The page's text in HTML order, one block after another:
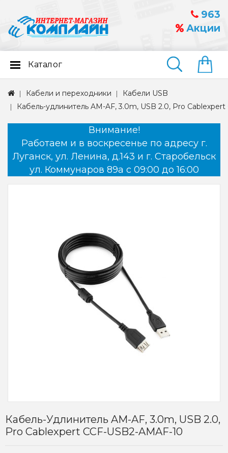
963
Акции
Найти
Каталог
Кабели и переходники
Кабели USB
Кабель-удлинитель AM-AF, 3.0m, USB 2.0, Pro Cablexpert
Внимание!
Работаем и в воскресенье по адресу г.
Луганск, ул. Ленина, д.143 и г. Старобельск
ул. Коммунаров 89а с 09:00 до 16:00
Кабель-Удлинитель AM-AF, 3.0m, USB 2.0,
Pro Cablexpert CCF-USB2-AMAF-10